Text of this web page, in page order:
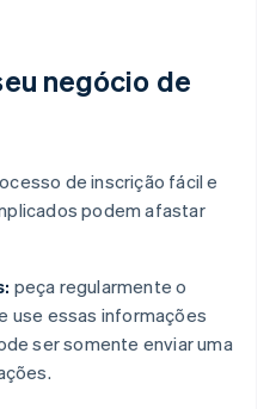
negócio de
de inscrição fácil e
podem afastar
peça regularmente o
use essas informações
ser somente enviar uma